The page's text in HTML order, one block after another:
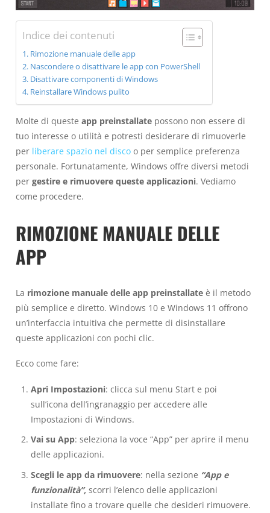
Indice dei contenuti
Rimozione manuale delle app
Nascondere o disattivare le app con PowerShell
Disattivare componenti di Windows
Reinstallare Windows pulito
Molte di queste app preinstallate possono non essere di
tuo interesse o utilità e potresti desiderare di rimuoverle
per liberare spazio nel disco o per semplice preferenza
personale. Fortunatamente, Windows offre diversi metodi
per gestire e rimuovere queste applicazioni. Vediamo
come procedere.
RIMOZIONE MANUALE DELLE
APP
La rimozione manuale delle app preinstallate è il metodo
più semplice e diretto. Windows 10 e Windows 11 offrono
un’interfaccia intuitiva che permette di disinstallare
queste applicazioni con pochi clic.
Ecco come fare:
Apri Impostazioni: clicca sul menu Start e poi
sull’icona dell’ingranaggio per accedere alle
Impostazioni di Windows.
Vai su App: seleziona la voce “App” per aprire il menu
delle applicazioni.
Scegli le app da rimuovere: nella sezione “App e
funzionalità”,scorri l’elenco delle applicazioni
installate fino a trovare quelle che desideri rimuovere.